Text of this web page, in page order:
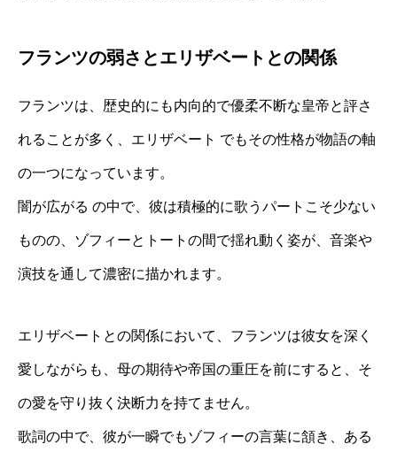
フランツの弱さとエリザベートとの関係
フランツは、歴史的にも内向的で優柔不断な皇帝と評さ
れることが多く、エリザベート でもその性格が物語の軸
の一つになっています。
闇が広がる の中で、彼は積極的に歌うパートこそ少ない
ものの、ゾフィーとトートの間で揺れ動く姿が、音楽や
演技を通して濃密に描かれます。
エリザベートとの関係において、フランツは彼女を深く
愛しながらも、母の期待や帝国の重圧を前にすると、そ
の愛を守り抜く決断力を持てません。
歌詞の中で、彼が一瞬でもゾフィーの言葉に頷き、ある